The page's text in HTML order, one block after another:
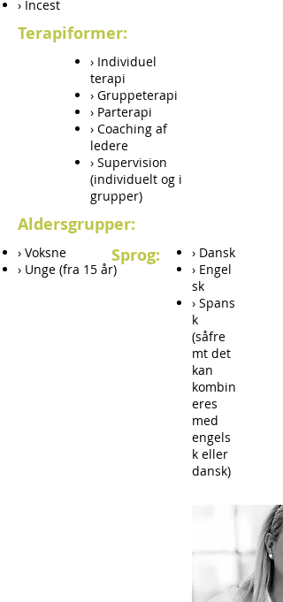
› Incest
Terapiformer:
› Individuel
terapi
› Gruppeterapi
› Parterapi
› Coaching af
ledere
› Supervision
(individuelt og i
grupper)
Aldersgrupper:
› Voksne
› Unge (fra 15 år)
Sprog:
› Dansk
› Engel
sk
› Spans
k
(såfre
mt det
kan
kombin
eres
med
engels
k eller
dansk)